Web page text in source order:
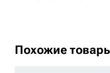
Похожие